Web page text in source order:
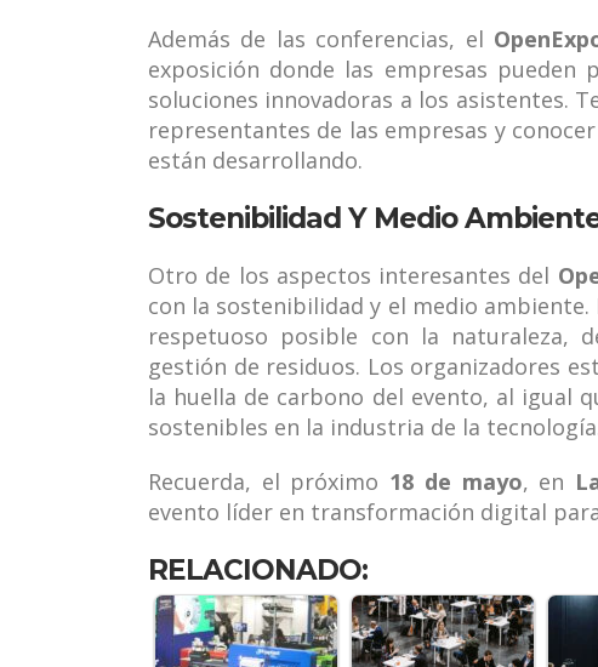
Además de las conferencias, el
exposición donde las empresas
soluciones innovadoras a los asistentes.
representantes de las empresas y
están desarrollando.
Sostenibilidad Y Medio
Otro de los aspectos interesantes del
con la sostenibilidad y el medio
respetuoso posible con la naturaleza,
gestión de residuos. Los organizadores
la huella de carbono del evento, al igual
sostenibles en la industria de la
Recuerda, el próximo 18 de mayo, en
evento líder en transformación digital
RELACIONADO: